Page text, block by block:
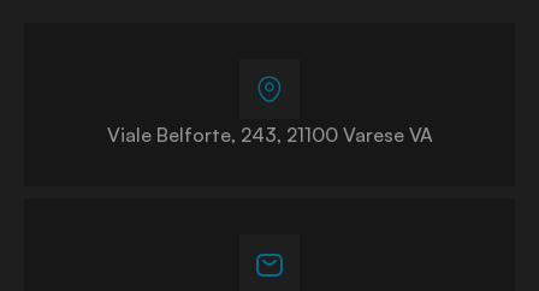
Viale Belforte, 243, 21100 Varese VA